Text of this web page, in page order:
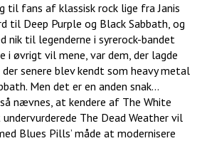
til fans af klassisk rock lige fra Janis
til Deep Purple og Black Sabbath, og
nik til legenderne i syrerock-bandet
i øvrigt vil mene, var dem, der lagde
senere blev kendt som heavy metal
Men det er en anden snak…
nævnes, at kendere af The White
The Dead Weather vil
Blues Pills’ måde at modernisere